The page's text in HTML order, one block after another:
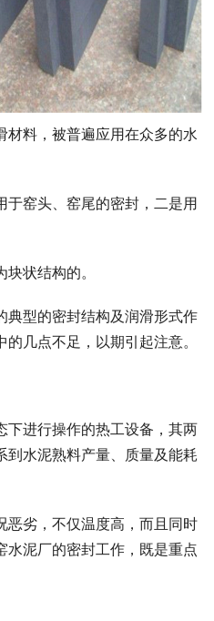
材料，被普遍应用在众多的水
于窑头、窑尾的密封，二是用
状结构的。
典型的密封结构及润滑形式作
几点不足，以期引起注意。
下进行操作的热工设备，其两
到水泥熟料产量、质量及能耗
恶劣，不仅温度高，而且同时
水泥厂的密封工作，既是重点